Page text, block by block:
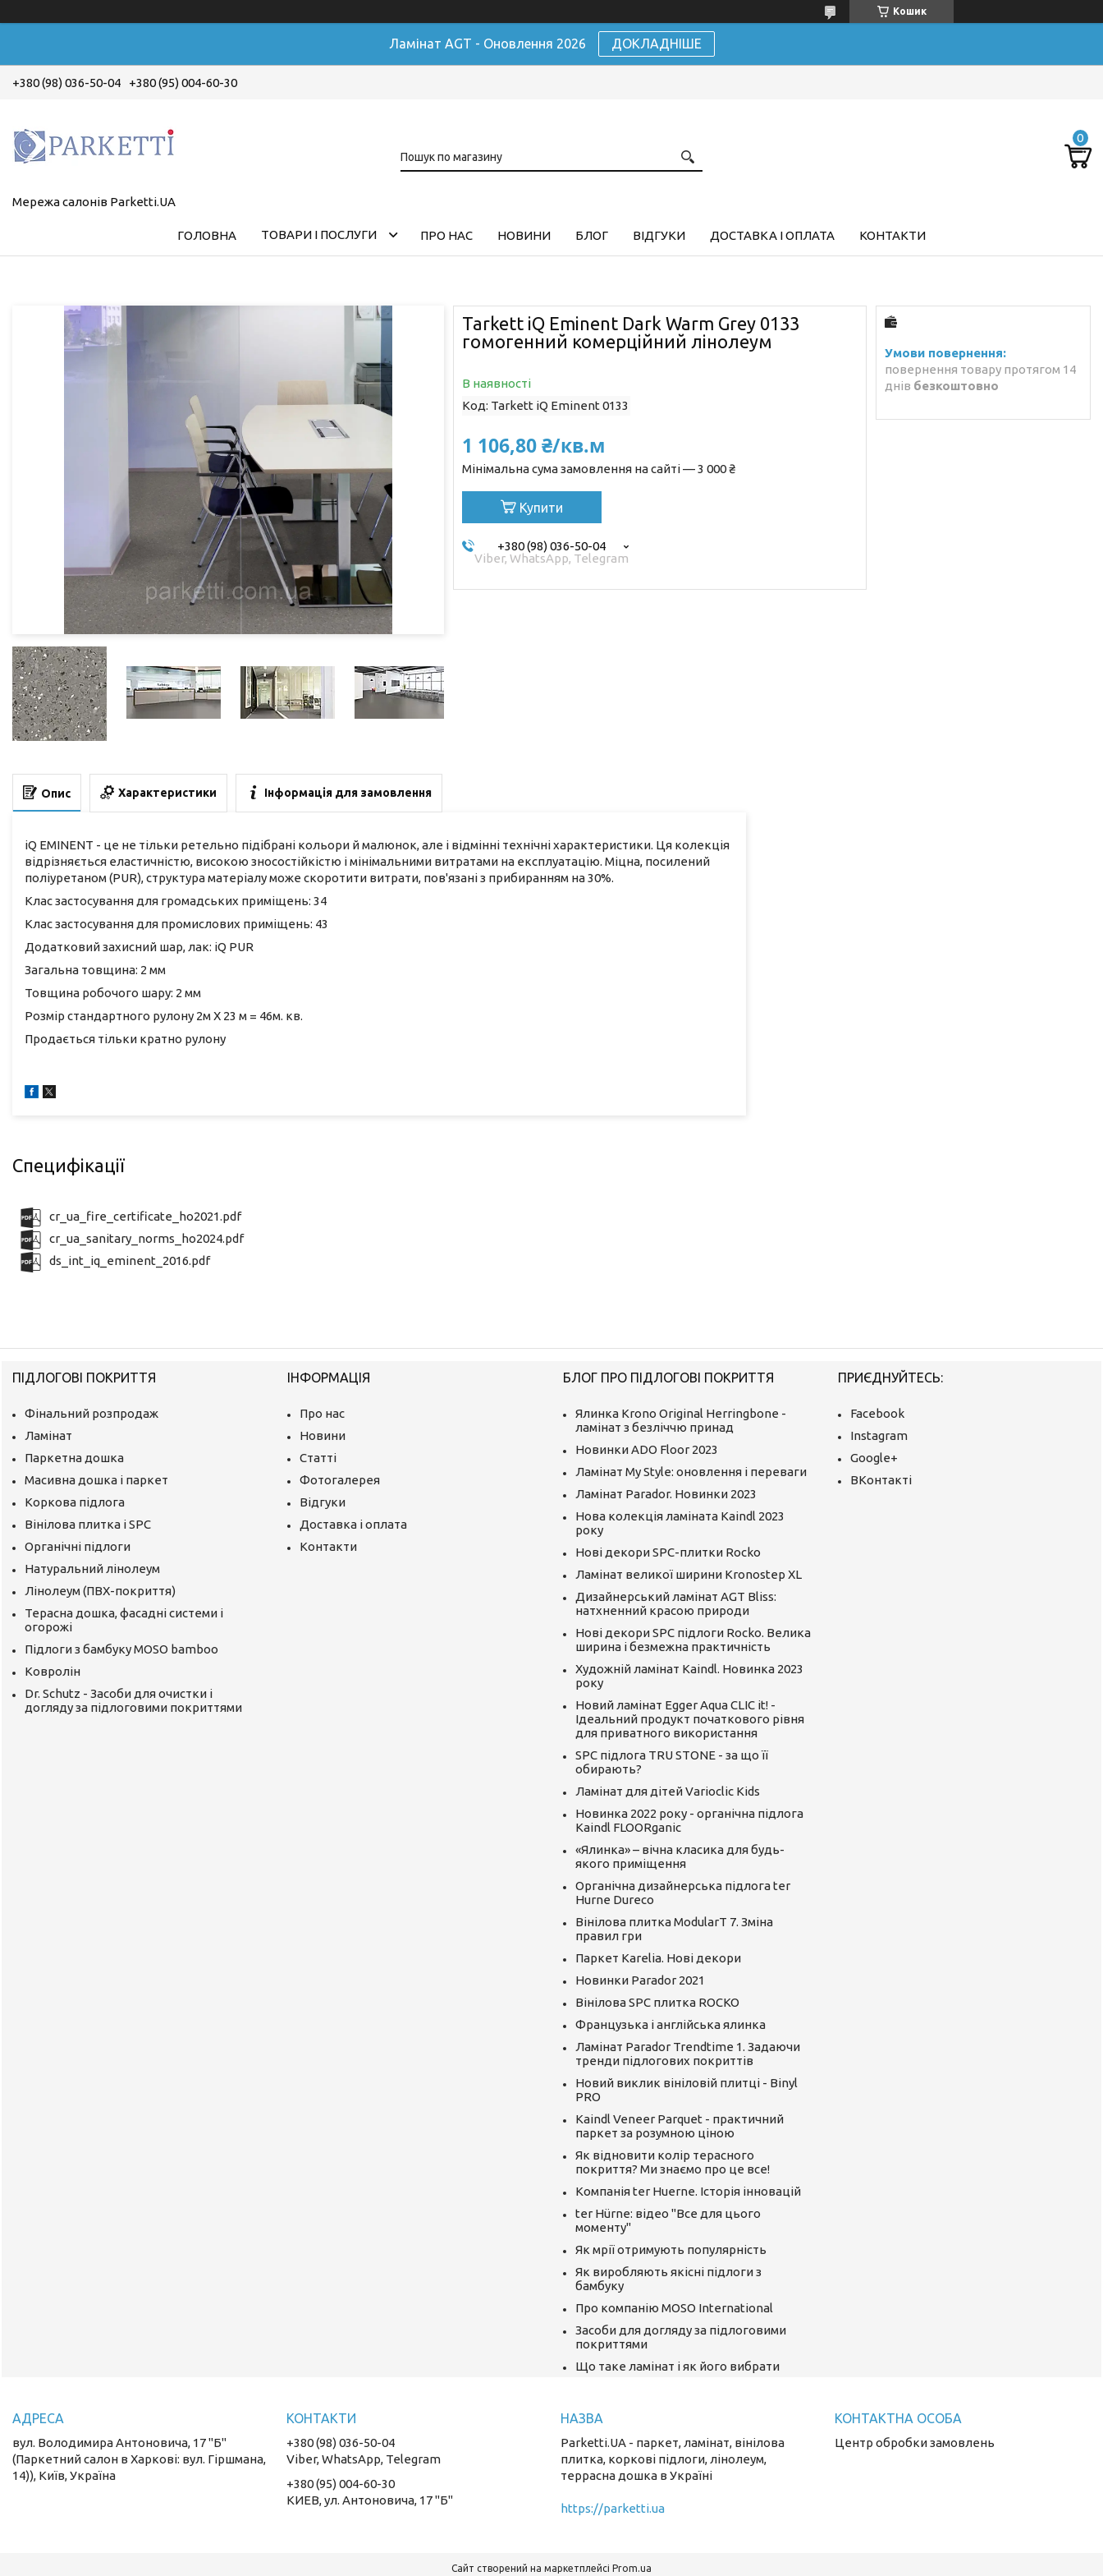
Кошик
Ламінат AGT - Оновлення 2026 ДОКЛАДНІШЕ
+380 (98) 036-50-04 +380 (95) 004-60-30
Мережа салонів Parketti.UA
ГОЛОВНА ТОВАРИ І ПОСЛУГИ ПРО НАС НОВИНИ БЛОГ ВІДГУКИ ДОСТАВКА І ОПЛАТА КОНТАКТИ
Tarkett iQ Eminent Dark Warm Grey 0133
гомогенний комерційний лінолеум
В наявності
Код: Tarkett iQ Eminent 0133
1 106,80 ₴/кв.м
Мінімальна сума замовлення на сайті — 3 000 ₴
Купити
+380 (98) 036-50-04
Viber, WhatsApp, Telegram
повернення товару протягом 14
днів безкоштовно
Опис Характеристики Інформація для замовлення
iQ EMINENT - це не тільки ретельно підібрані кольори й малюнок, але і відмінні технічні характеристики. Ця колекція
відрізняється еластичністю, високою зносостійкістю і мінімальними витратами на експлуатацію. Міцна, посилений
поліуретаном (PUR), структура матеріалу може скоротити витрати, пов'язані з прибиранням на 30%.
Клас застосування для громадських приміщень: 34
Клас застосування для промислових приміщень: 43
Додатковий захисний шар, лак: iQ PUR
Загальна товщина: 2 мм
Товщина робочого шару: 2 мм
Розмір стандартного рулону 2м Х 23 м = 46м. кв.
Продається тільки кратно рулону
Специфікації
cr_ua_fire_certificate_ho2021.pdf
cr_ua_sanitary_norms_ho2024.pdf
ds_int_iq_eminent_2016.pdf
ПІДЛОГОВІ ПОКРИТТЯ
Фінальний розпродаж
Ламінат
Паркетна дошка
Масивна дошка і паркет
Коркова підлога
Вінілова плитка і SPC
Органічні підлоги
Натуральний лінолеум
Лінолеум (ПВХ-покриття)
Терасна дошка, фасадні системи і
огорожі
Підлоги з бамбуку MOSO bamboo
Ковролін
Dr. Schutz - Засоби для очистки і
догляду за підлоговими покриттями
ІНФОРМАЦІЯ
Про нас
Новини
Статті
Фотогалерея
Відгуки
Доставка і оплата
Контакти
БЛОГ ПРО ПІДЛОГОВІ ПОКРИТТЯ
Ялинка Krono Original Herringbone -
ламінат з безліччю принад
Новинки ADO Floor 2023
Ламінат My Style: оновлення і переваги
Ламінат Parador. Новинки 2023
Нова колекція ламіната Kaindl 2023
року
Нові декори SPC-плитки Rocko
Ламінат великої ширини Kronostep XL
Дизайнерський ламінат AGT Bliss:
натхненний красою природи
Нові декори SPC підлоги Rocko. Велика
ширина і безмежна практичність
Художній ламінат Kaindl. Новинка 2023
року
Новий ламінат Egger Aqua CLIC it! -
Ідеальний продукт початкового рівня
для приватного використання
SPC підлога TRU STONE - за що її
обирають?
Ламінат для дітей Varioclic Kids
Новинка 2022 року - органічна підлога
Kaindl FLOORganic
«Ялинка» – вічна класика для будь-
якого приміщення
Органічна дизайнерська підлога ter
Hurne Dureco
Вінілова плитка ModularT 7. Зміна
правил гри
Паркет Karelia. Нові декори
Новинки Parador 2021
Вінілова SPC плитка ROCKO
Французька і англійська ялинка
Ламінат Parador Trendtime 1. Задаючи
тренди підлогових покриттів
Новий виклик вініловій плитці - Binyl
PRO
Kaindl Veneer Parquet - практичний
паркет за розумною ціною
Як відновити колір терасного
покриття? Ми знаємо про це все!
Компанія ter Huerne. Історія інновацій
ter Hürne: відео "Все для цього
моменту"
Як мрії отримують популярність
Як виробляють якісні підлоги з
бамбуку
Про компанію MOSO International
Засоби для догляду за підлоговими
покриттями
Що таке ламінат і як його вибрати
ПРИЄДНУЙТЕСЬ:
Facebook
Instagram
Google+
ВКонтакті
вул. Володимира Антоновича, 17 "Б"
(Паркетний салон в Харкові: вул. Гіршмана,
14)), Київ, Україна
+380 (98) 036-50-04
Viber, WhatsApp, Telegram
+380 (95) 004-60-30
КИЕВ, ул. Антоновича, 17 "Б"
Parketti.UA - паркет, ламінат, вінілова
плитка, коркові підлоги, лінолеум,
террасна дошка в Україні
https://parketti.ua
Центр обробки замовлень
Сайт створений на маркетплейсі Prom.ua